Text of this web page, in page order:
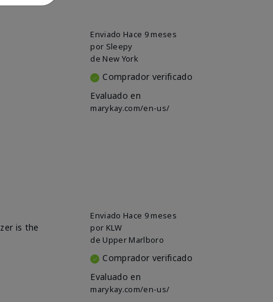
Enviado Hace 9 meses
por Sleepy
de New York
Comprador verificado
Evaluado en
marykay.com/en-us/
Enviado Hace 9 meses
por KLW
de Upper Marlboro
Comprador verificado
Evaluado en
marykay.com/en-us/
is the